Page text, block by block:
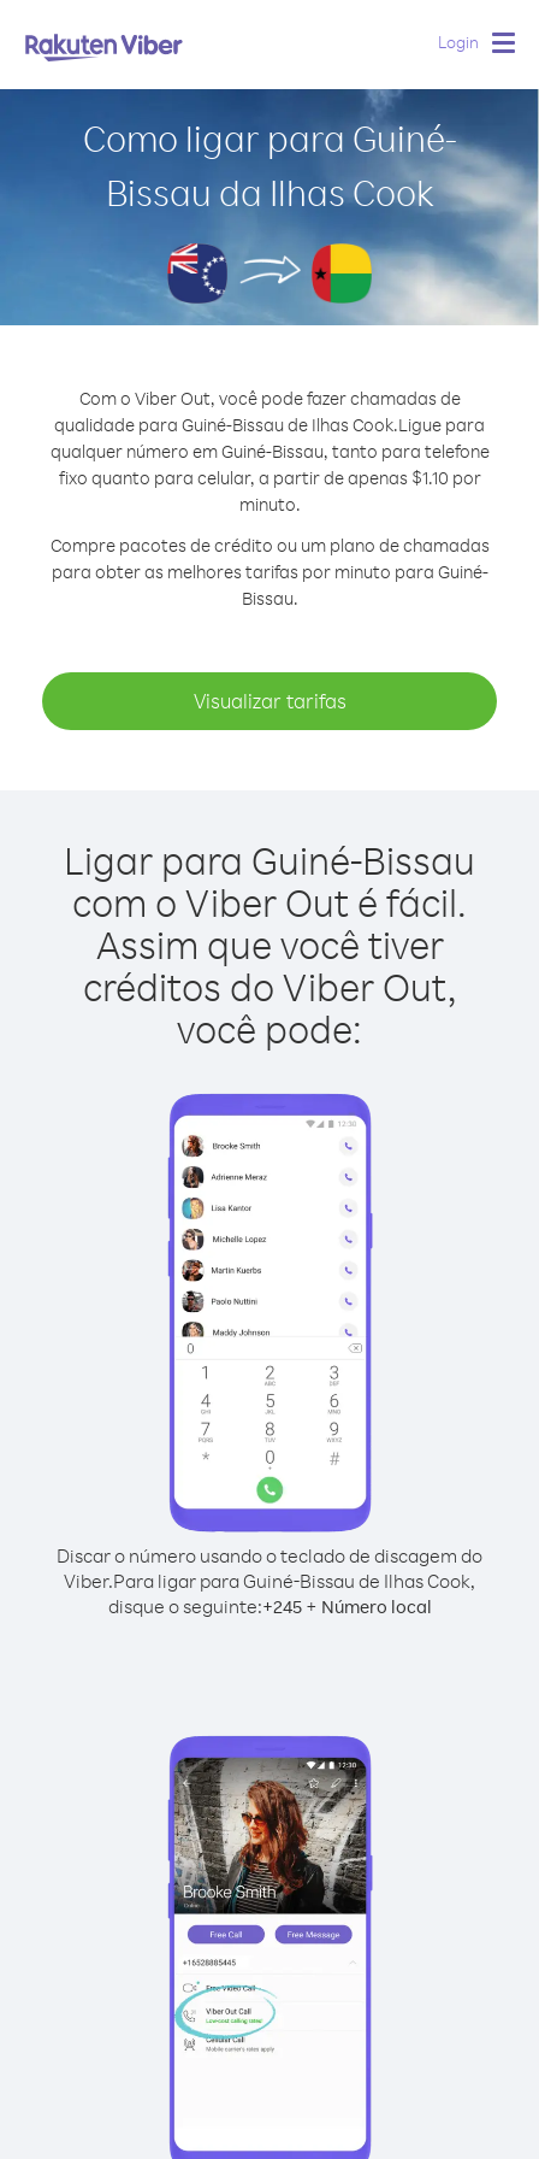
Login
Como ligar para Guiné-
Bissau da Ilhas Cook
Com o Viber Out, você pode fazer chamadas de
qualidade para Guiné-Bissau de Ilhas Cook.Ligue para
qualquer número em Guiné-Bissau, tanto para telefone
fixo quanto para celular, a partir de apenas $1.10 por
minuto.
Compre pacotes de crédito ou um plano de chamadas
para obter as melhores tarifas por minuto para Guiné-
Bissau.
Visualizar tarifas
Ligar para Guiné-Bissau
com o Viber Out é fácil.
Assim que você tiver
créditos do Viber Out,
você pode:
Discar o número usando o teclado de discagem do
Viber.Para ligar para Guiné-Bissau de Ilhas Cook,
disque o seguinte:+245+ Número local